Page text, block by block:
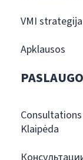
VMI strategija
Apklausos
Klaipėda